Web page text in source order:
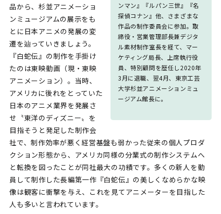
ンマン』『ルパン三世』『名
探偵コナン』他、さまざまな
作品の制作委員会に参加。取
締役・営業管理部長兼デジタ
ル素材制作室長を経て、マー
ケティング局長、上席執行役
員、特別顧問を歴任し2020年
3月に退職、翌4月、東京工芸
大学杉並アニメーションミュ
ージアム館長に。
品から、杉並アニメーショ
ンミュージアムの展示をも
とに日本アニメの発展の変
遷を辿っていきましょう。
『白蛇伝』の制作を手掛け
たのは東映動画（現・東映
アニメーション）。当時、
アメリカに後れをとっていた
日本のアニメ業界を発展さ
せ〝東洋のディズニー〟を
目指そうと発足した制作会
社で、制作効率が悪く経営基盤も弱かった従来の個人プロダ
クション形態から、アメリカ同様の分業式の制作システムへ
と転換を図ったことが同社最大の功績です。多くの新人を動
員して制作した長編第一作『白蛇伝』の美しくなめらかな映
像は観客に衝撃を与え、これを見てアニメーターを目指した
人も多いと言われています。